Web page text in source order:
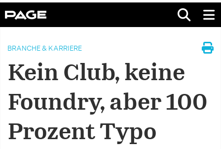
BRANCHE & KARRIERE
Kein Club, keine
Foundry, aber 100
Prozent Typo